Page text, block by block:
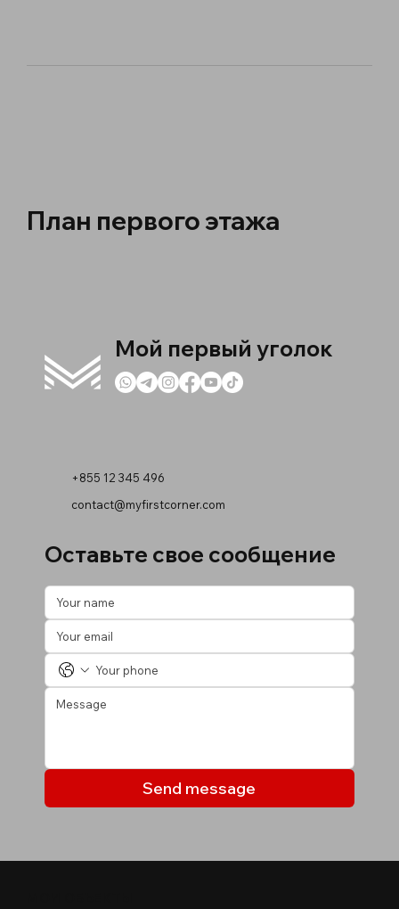
План первого этажа
Мой первый уголок
+855 12 345 496
contact@myfirstcorner.com
Оставьте свое сообщение
Send message